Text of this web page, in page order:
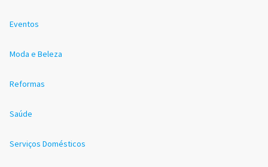
Eventos
Moda e Beleza
Reformas
Saúde
Serviços Domésticos